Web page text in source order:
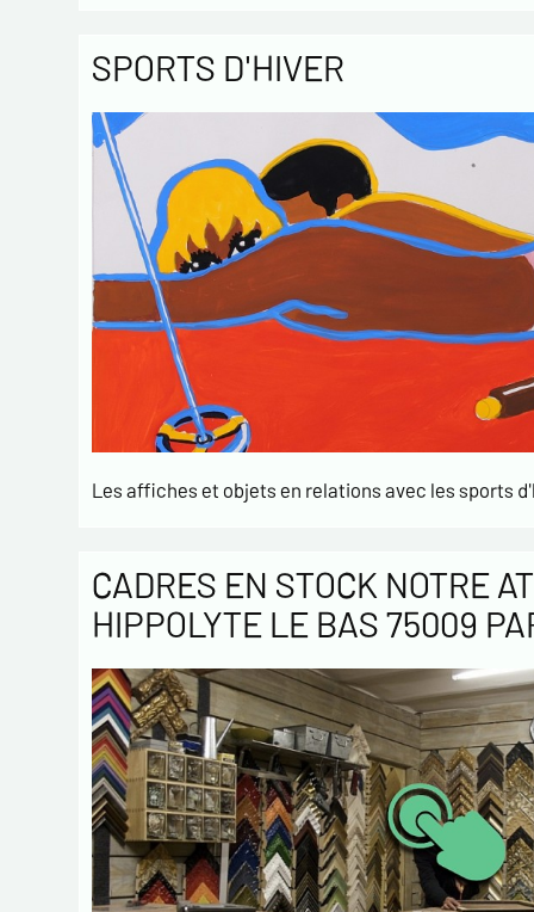
SPORTS D'HIVER
Les affiches et objets en relations avec les sports
CADRES EN STOCK NOTRE
HIPPOLYTE LE BAS 75009